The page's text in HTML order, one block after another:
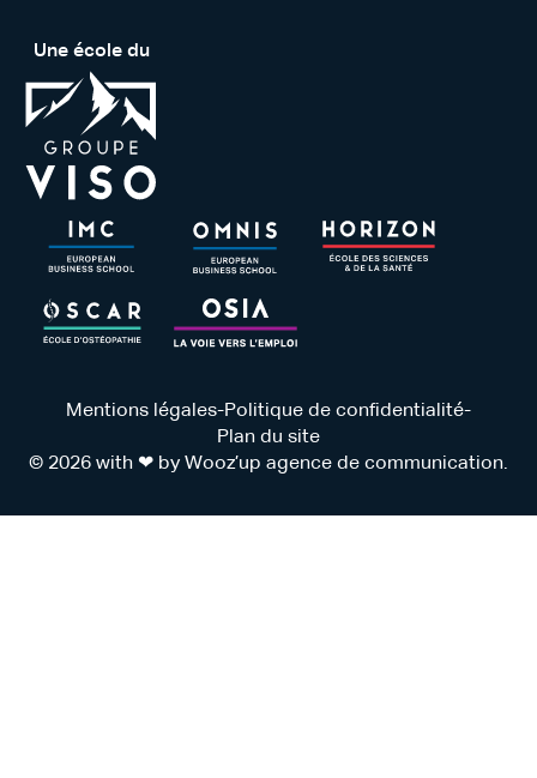
Une école du
Mentions légales-Politique de confidentialité-
Plan du site
© 2026 with ❤ by Wooz’up agence de communication.